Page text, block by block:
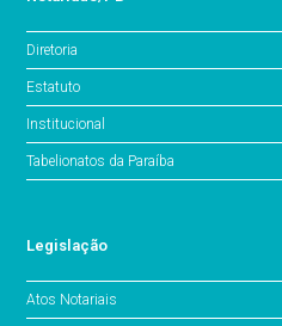
Diretoria
Estatuto
Institucional
Tabelionatos da Paraíba
Legislação
Atos Notariais